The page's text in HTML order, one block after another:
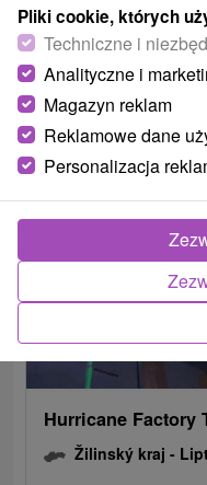
Wsie i miasta
Liptovský Mikuláš(4)
Hurricane Factory
Žilinský kraj -
Pliki cookie, których
Techniczne i
Analityczne i
Magazyn reklam
Reklamowe dane
Personalizacja